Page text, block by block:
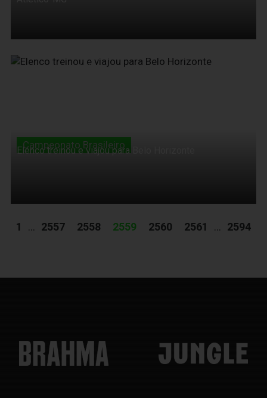
04 de Junho de 2010
Campeonato Brasileiro
Elenco treinou e viajou para Belo Horizonte
1 ... 2557 2558 2559 2560 2561 ... 2594